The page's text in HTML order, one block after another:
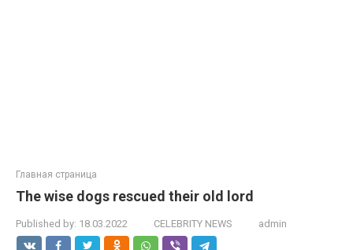
Главная страница
The wise dogs rescued their old lord
Published by: 18.03.2022 CELEBRITY NEWS admin